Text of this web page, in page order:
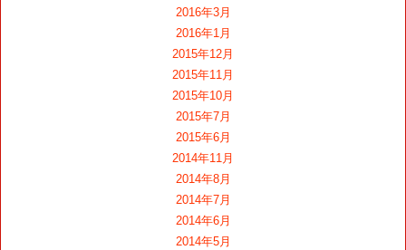
2016年3月
2016年1月
2015年12月
2015年11月
2015年10月
2015年7月
2015年6月
2014年11月
2014年8月
2014年7月
2014年6月
2014年5月